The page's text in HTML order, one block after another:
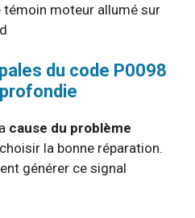
témoin moteur allumé sur
du code P0098
cause du problème
la bonne réparation.
générer ce signal